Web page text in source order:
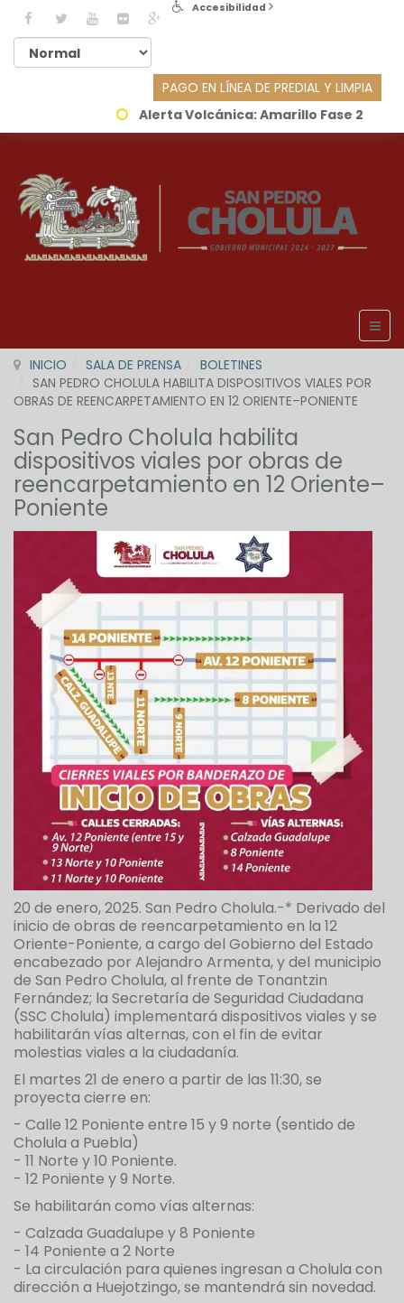
Accesibilidad
PAGO EN LÍNEA DE PREDIAL Y LIMPIA
Alerta Volcánica:Amarillo Fase 2
INICIO SALA DE PRENSA
BOLETINES
SAN PEDRO CHOLULA HABILITA DISPOSITIVOS VIALES POR
OBRAS DE REENCARPETAMIENTO EN 12 ORIENTE–PONIENTE
San Pedro Cholula habilita
dispositivos viales por obras de
reencarpetamiento en 12 Oriente–
Poniente
20 de enero, 2025. San Pedro Cholula.-* Derivado del
inicio de obras de reencarpetamiento en la 12
Oriente-Poniente, a cargo del Gobierno del Estado
encabezado por Alejandro Armenta, y del municipio
de San Pedro Cholula, al frente de Tonantzin
Fernández; la Secretaría de Seguridad Ciudadana
(SSC Cholula) implementará dispositivos viales y se
habilitarán vías alternas, con el fin de evitar
molestias viales a la ciudadanía.
El martes 21 de enero a partir de las 11:30, se
proyecta cierre en:
- Calle 12 Poniente entre 15 y 9 norte (sentido de
Cholula a Puebla)
- 11 Norte y 10 Poniente.
- 12 Poniente y 9 Norte.
Se habilitarán como vías alternas:
- Calzada Guadalupe y 8 Poniente
- 14 Poniente a 2 Norte
- La circulación para quienes ingresan a Cholula con
dirección a Huejotzingo, se mantendrá sin novedad.